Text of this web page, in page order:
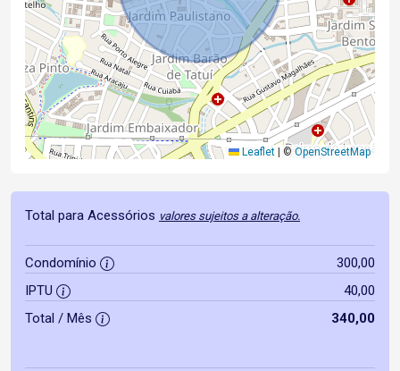
Leaflet ©OpenStreetMap
Total para Acessórios valores sujeitos a alteração.
Condomínio
300,00
IPTU
40,00
Total / Mês
340,00